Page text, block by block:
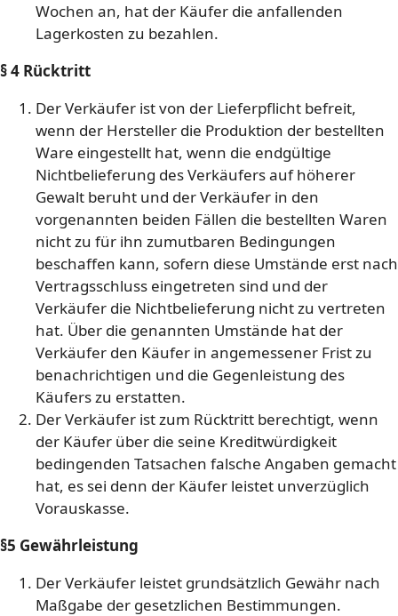
Wochen an, hat der Käufer die anfallenden
Lagerkosten zu bezahlen.
§ 4 Rücktritt
Der Verkäufer ist von der Lieferpflicht befreit,
wenn der Hersteller die Produktion der bestellten
Ware eingestellt hat, wenn die endgültige
Nichtbelieferung des Verkäufers auf höherer
Gewalt beruht und der Verkäufer in den
vorgenannten beiden Fällen die bestellten Waren
nicht zu für ihn zumutbaren Bedingungen
beschaffen kann, sofern diese Umstände erst nach
Vertragsschluss eingetreten sind und der
Verkäufer die Nichtbelieferung nicht zu vertreten
hat. Über die genannten Umstände hat der
Verkäufer den Käufer in angemessener Frist zu
benachrichtigen und die Gegenleistung des
Käufers zu erstatten.
Der Verkäufer ist zum Rücktritt berechtigt, wenn
der Käufer über die seine Kreditwürdigkeit
bedingenden Tatsachen falsche Angaben gemacht
hat, es sei denn der Käufer leistet unverzüglich
Vorauskasse.
§5 Gewährleistung
Der Verkäufer leistet grundsätzlich Gewähr nach
Maßgabe der gesetzlichen Bestimmungen.